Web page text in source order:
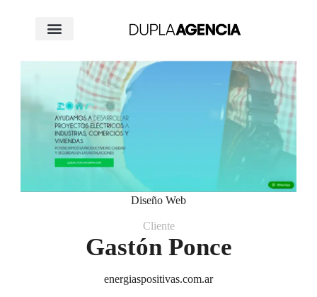
Diseño Web
Cliente
Gastón Ponce
energiaspositivas.com.ar